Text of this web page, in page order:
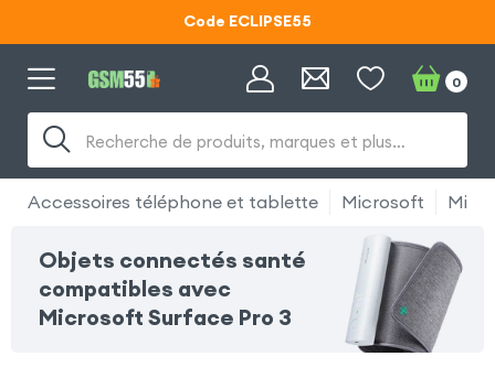
Code ECLIPSE55
Recherche de produits, marques et plus…
0
Accessoires téléphone et tablette Microsoft
Objets connectés santé
compatibles avec
Microsoft Surface Pro 3